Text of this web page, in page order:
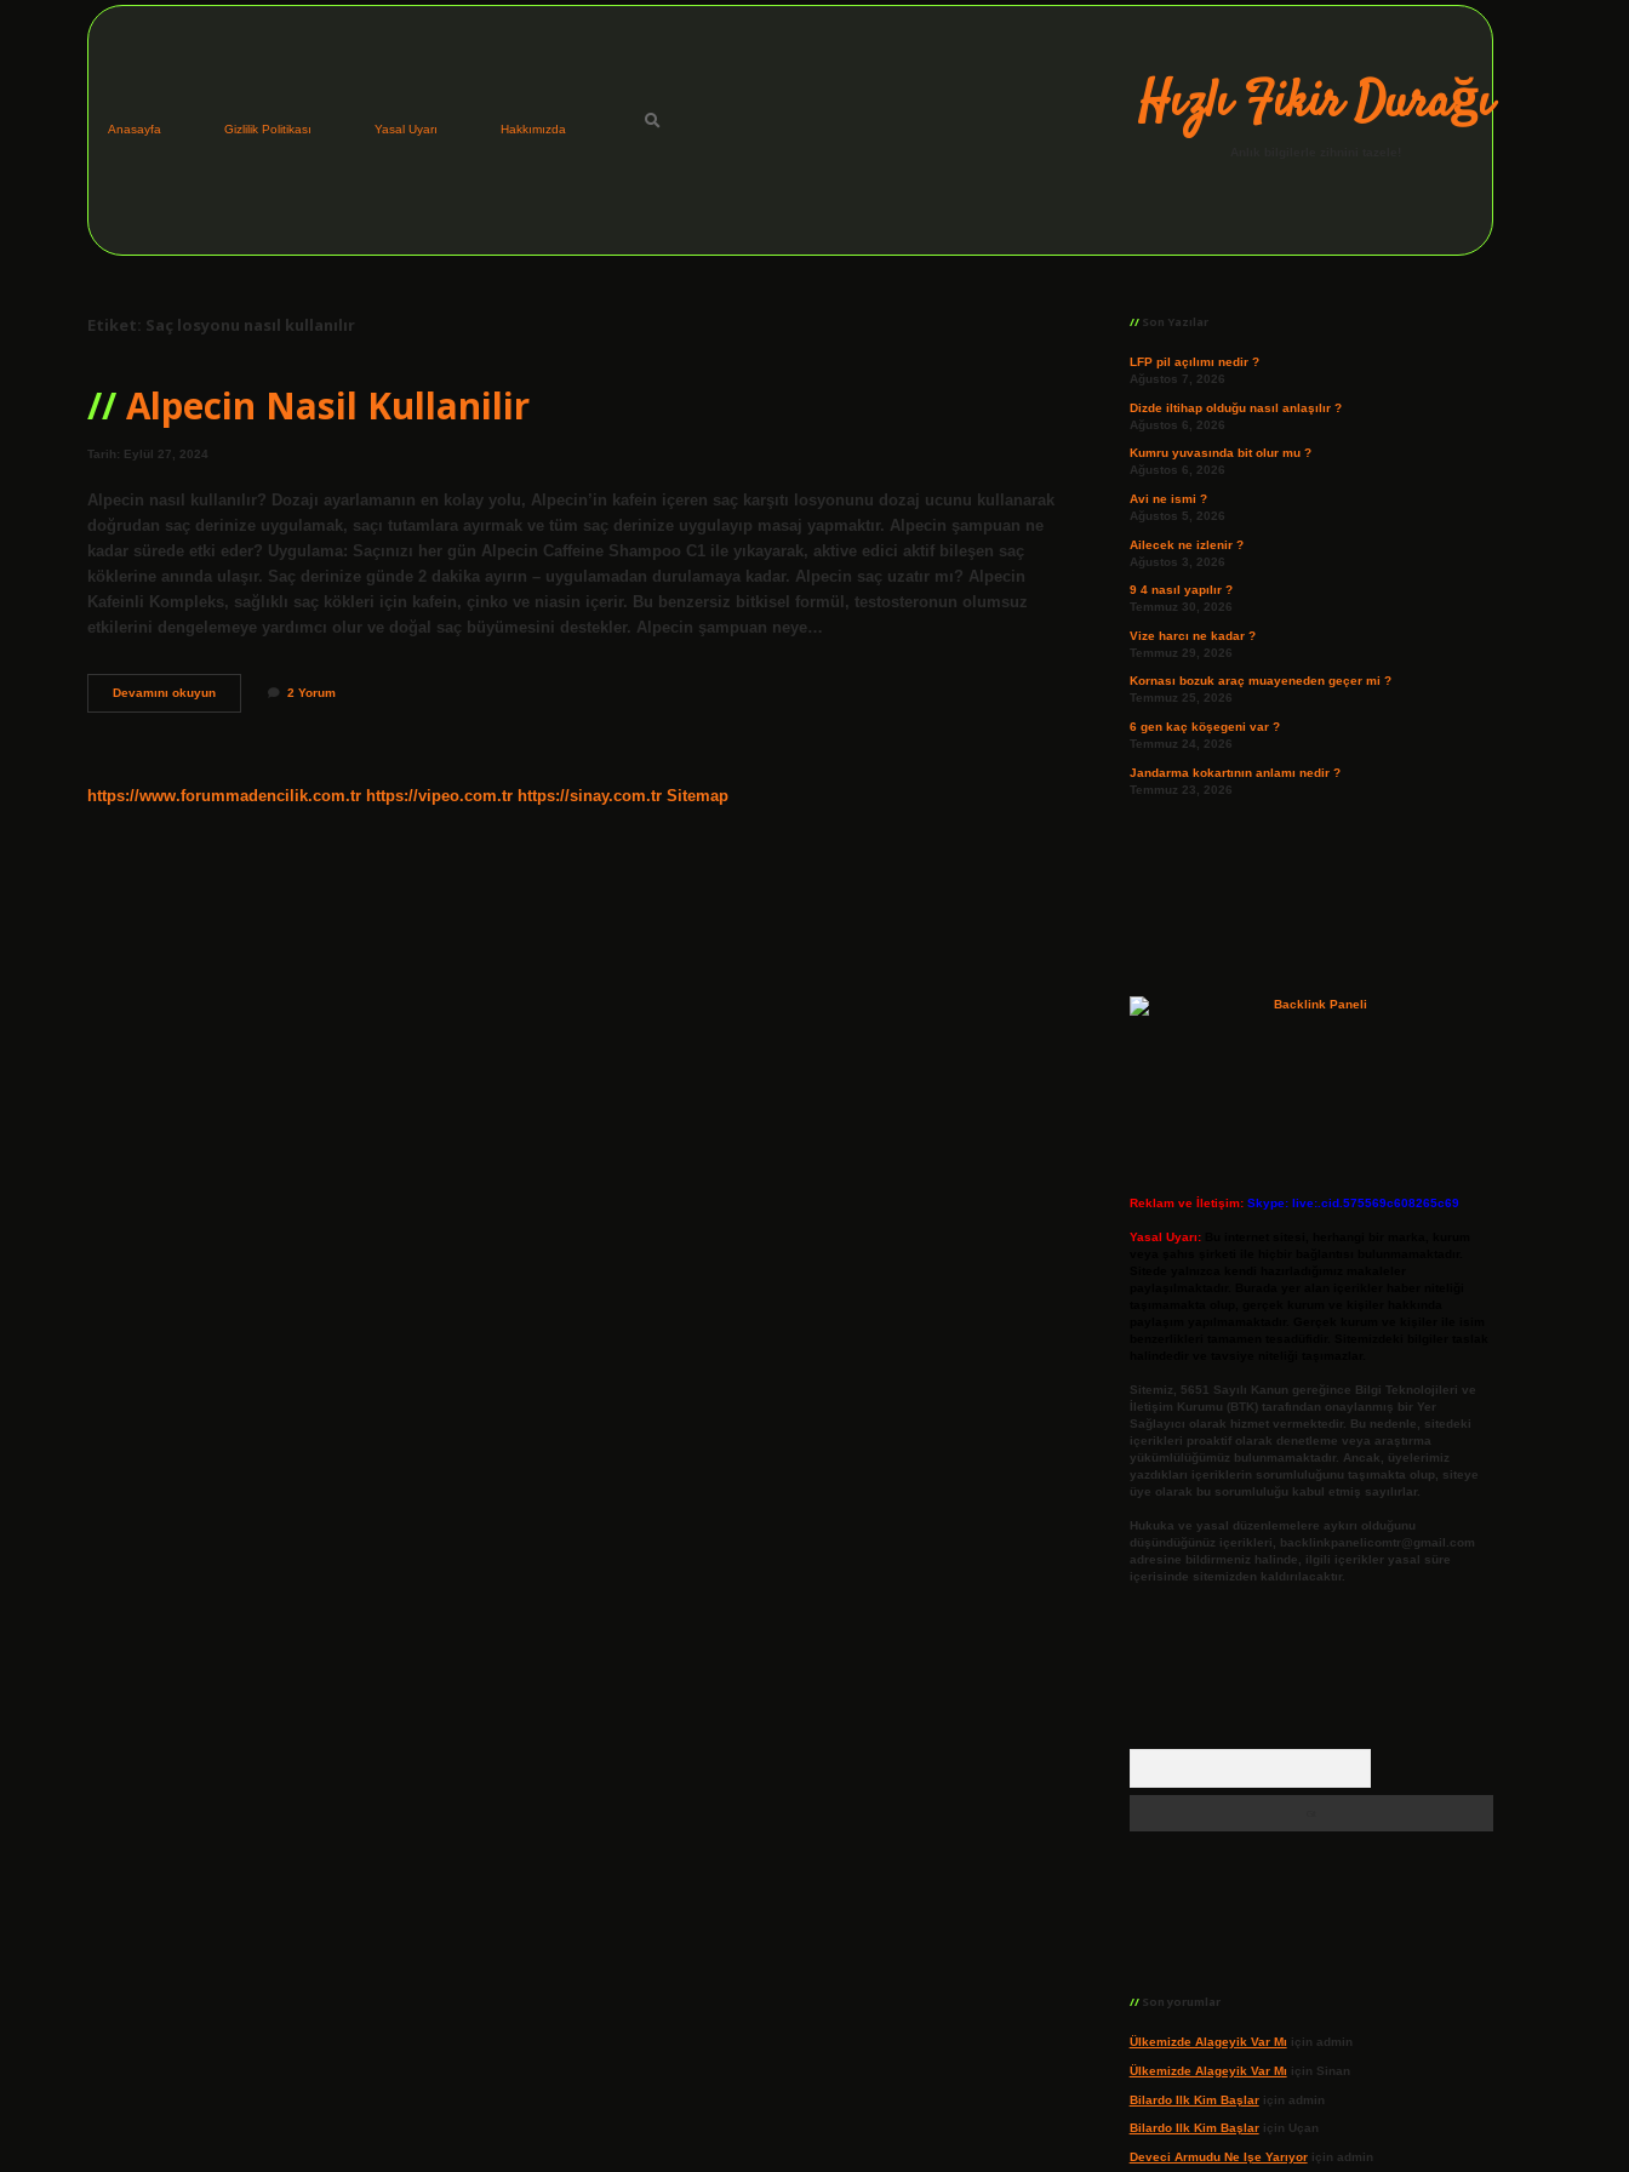
Anasayfa Gizlilik Politikası Yasal Uyarı Hakkımızda Hızlı Fikir Durağı
Etiket: Saç losyonu nasıl kullanılır
Alpecin Nasil Kullanilir
Tarih: Eylül 27, 2024
Alpecin nasıl kullanılır? Dozajı ayarlamanın en kolay yolu, Alpecin’in kafein içeren saç karşıtı losyonunu dozaj ucunu kullanarak
doğrudan saç derinize uygulamak, saçı tutamlara ayırmak ve tüm saç derinize uygulayıp masaj yapmaktır. Alpecin şampuan ne
kadar sürede etki eder? Uygulama: Saçınızı her gün Alpecin Caffeine Shampoo C1 ile yıkayarak, aktive edici aktif bileşen saç
köklerine anında ulaşır. Saç derinize günde 2 dakika ayırın – uygulamadan durulamaya kadar. Alpecin saç uzatır mı? Alpecin
Kafeinli Kompleks, sağlıklı saç kökleri için kafein, çinko ve niasin içerir. Bu benzersiz bitkisel formül, testosteronun olumsuz
etkilerini dengelemeye yardımcı olur ve doğal saç büyümesini destekler. Alpecin şampuan neye…
Devamını okuyunAlpecin
Nasil
2 Yorum
https://www.forummadencilik.com.tr https://vipeo.com.tr https://sinay.com.tr Sitemap
Son Yazılar
LFP pil açılımı nedir ?
Ağustos 7, 2026
Dizde iltihap olduğu nasıl anlaşılır ?
Ağustos 6, 2026
Kumru yuvasında bit olur mu ?
Ağustos 6, 2026
Avi ne ismi ?
Ağustos 5, 2026
Ailecek ne izlenir ?
Ağustos 3, 2026
9 4 nasıl yapılır ?
Temmuz 30, 2026
Vize harcı ne kadar ?
Temmuz 29, 2026
Kornası bozuk araç muayeneden geçer mi ?
Temmuz 25, 2026
6 gen kaç köşegeni var ?
Temmuz 24, 2026
Jandarma kokartının anlamı nedir ?
Temmuz 23, 2026
Reklam ve İletişim: Skype: live:.cid.575569c608265c69
Yasal Uyarı:
Sitemiz, 5651 Sayılı Kanun gereğince Bilgi Teknolojileri ve
İletişim Kurumu (BTK) tarafından onaylanmış bir Yer
Sağlayıcı olarak hizmet vermektedir. Bu nedenle, sitedeki
içerikleri proaktif olarak denetleme veya araştırma
yükümlülüğümüz bulunmamaktadır. Ancak, üyelerimiz
yazdıkları içeriklerin sorumluluğunu taşımakta olup, siteye
üye olarak bu sorumluluğu kabul etmiş sayılırlar.
Hukuka ve yasal düzenlemelere aykırı olduğunu
düşündüğünüz içerikleri,
backlinkpanelicomtr@gmail.com
adresine bildirmeniz halinde, ilgili içerikler yasal süre
içerisinde sitemizden kaldırılacaktır.
Son yorumlar
Ülkemizde Alageyik Var Mı için admin
Ülkemizde Alageyik Var Mı için Sinan
Bilardo Ilk Kim Başlariçin admin
Bilardo Ilk Kim Başlariçin Uçan
Deveci Armudu Ne Işe Yarıyoriçin admin